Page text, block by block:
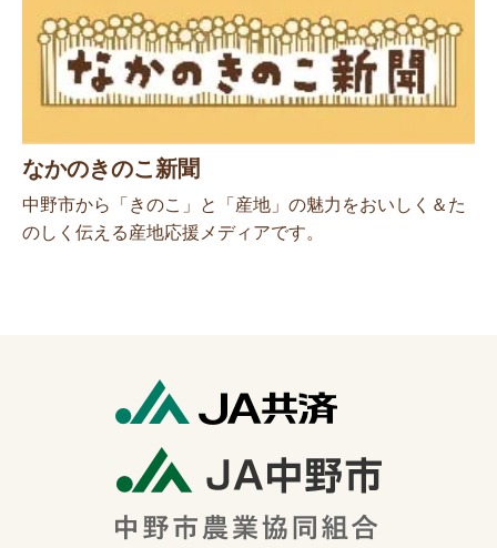
なかのきのこ新聞
中野市から「きのこ」と「産地」の魅力をおいしく＆た
のしく伝える産地応援メディアです。